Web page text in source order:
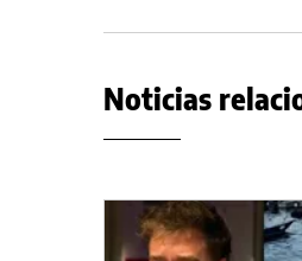
Noticias